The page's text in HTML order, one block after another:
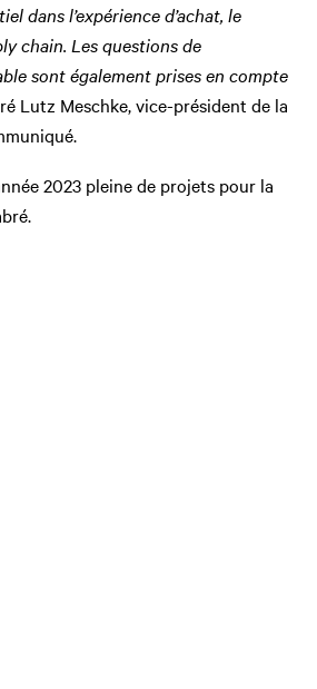
dans l’expérience d’achat, le
chain. Les questions de
sont également prises en compte
Lutz Meschke, vice-président de la
2023 pleine de projets pour la